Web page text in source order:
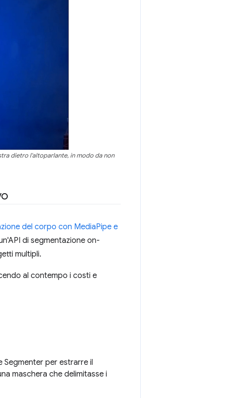
dietro l'altoparlante, in modo da non
del corpo con MediaPipe e
di segmentazione on-
multipli.
al contempo i costi e
Segmenter per estrarre il
maschera che delimitasse i